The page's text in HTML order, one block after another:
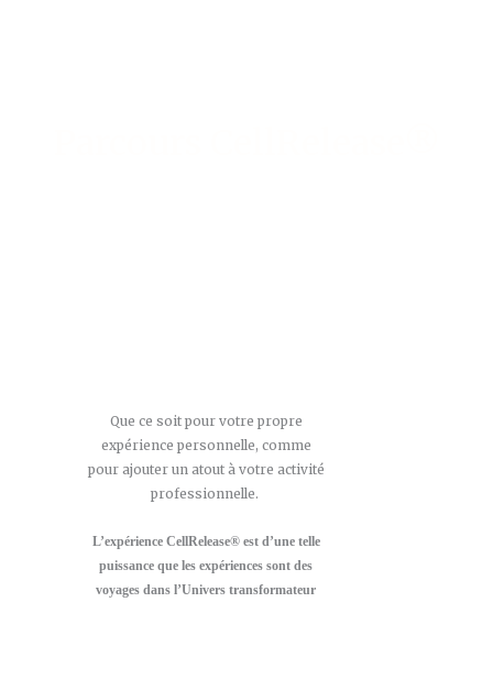
Que ce soit pour votre propre
expérience personnelle, comme
pour ajouter un atout à votre activité
professionnelle.
L’expérience CellRelease® est d’une telle
puissance que les expériences sont des
voyages dans l’Univers transformateur